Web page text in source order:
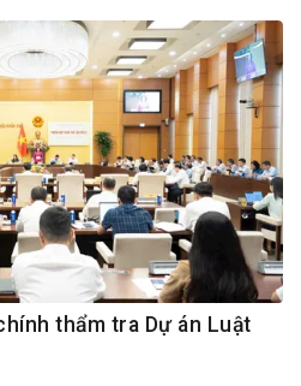
thẩm tra Dự án Luật